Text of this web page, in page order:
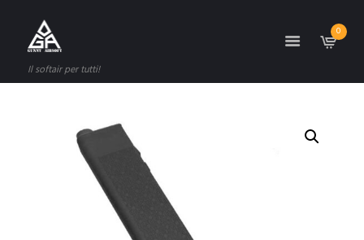
Il softair per tutti!
0